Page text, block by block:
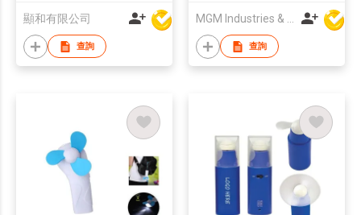
顯和有限公司
查詢
MGM Industries & Company
查詢